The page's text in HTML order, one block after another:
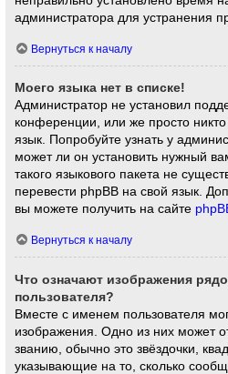
администратора для устранения
Вернуться к началу
Моего языка нет в списке!
Администратор не установил
конференции, или же просто
язык. Попробуйте узнать у
может ли он установить нужный
такого языкового пакета не
перевести phpBB на свой язык.
вы можете получить на сайте
Вернуться к началу
Что означают изображения
пользователя?
Вместе с именем пользователя
изображения. Одно из них может
званию, обычно это звёздочки,
указывающие на то, сколько